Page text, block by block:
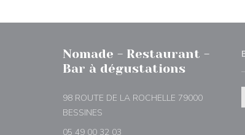
Nomade - Restaurant -
Bar à dégustations
98 ROUTE DE LA ROCHELLE 79000
BESSINES
05 49 00 32 03